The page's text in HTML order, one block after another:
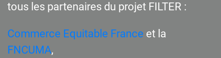
tous les partenaires du projet FILTER :
Commerce Equitable France et la
FNCUMA,